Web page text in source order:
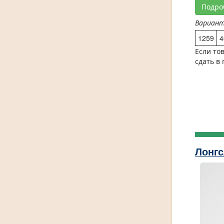
1259
Если
сдать